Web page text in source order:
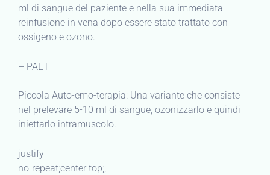
ml di sangue del paziente e nella sua immediata
reinfusione in vena dopo essere stato trattato con
ossigeno e ozono.
– PAET
Piccola Auto-emo-terapia: Una variante che consiste
nel prelevare 5-10 ml di sangue, ozonizzarlo e quindi
iniettarlo intramuscolo.
justify
no-repeat;center top;;